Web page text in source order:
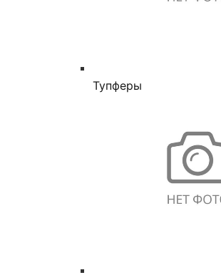
Тупферы